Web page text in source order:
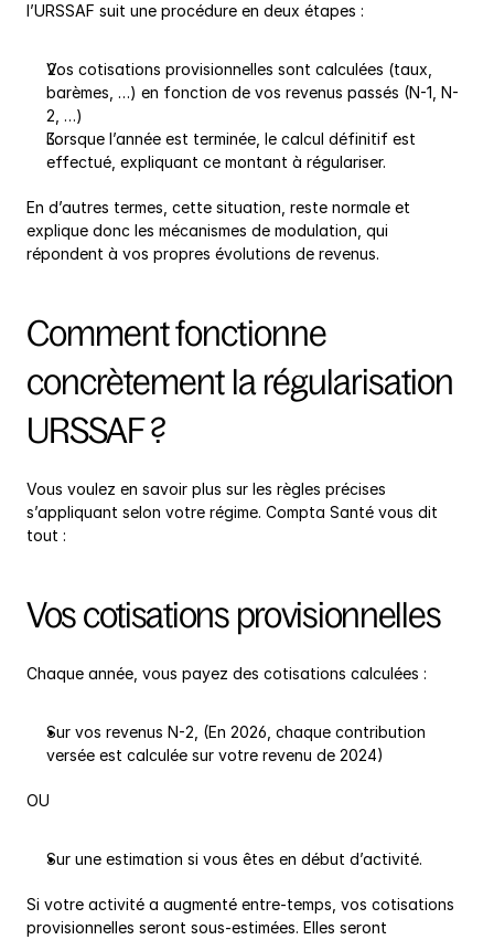
l’URSSAF suit une procédure en deux étapes :
Vos cotisations provisionnelles sont calculées (taux,
barèmes, …) en fonction de vos revenus passés (N-1, N-
2, …)
Lorsque l’année est terminée, le calcul définitif est
effectué, expliquant ce montant à régulariser.
En d’autres termes, cette situation, reste normale et
explique donc les mécanismes de modulation, qui
répondent à vos propres évolutions de revenus.
Comment fonctionne
concrètement la régularisation
URSSAF ?
Vous voulez en savoir plus sur les règles précises
s’appliquant selon votre régime. Compta Santé vous dit
tout :
Vos cotisations provisionnelles
Chaque année, vous payez des cotisations calculées :
Sur vos revenus N-2, (En 2026, chaque contribution
versée est calculée sur votre revenu de 2024)
OU
Sur une estimation si vous êtes en début d’activité.
Si votre activité a augmenté entre-temps, vos cotisations
provisionnelles seront sous-estimées. Elles seront